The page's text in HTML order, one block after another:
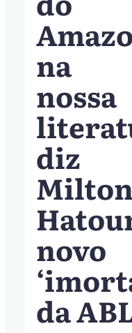
na
nossa
diz
Milton
novo
da